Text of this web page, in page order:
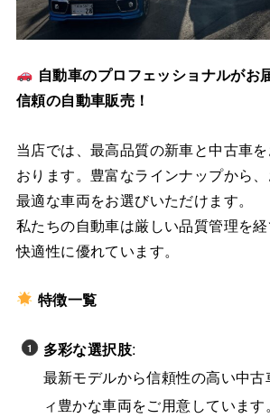
自動車のプロフェッショナルがお
信頼の自動車販売！
当店では、最高品質の新車と中古車
おります。豊富なラインナップから
最適な車両をお選びいただけます。
私たちの自動車は厳しい品質管理を
快適性に優れています。
特徴一覧
多彩な選択肢:
最新モデルから信頼性の高い中
ィ豊かな車両をご用意していま